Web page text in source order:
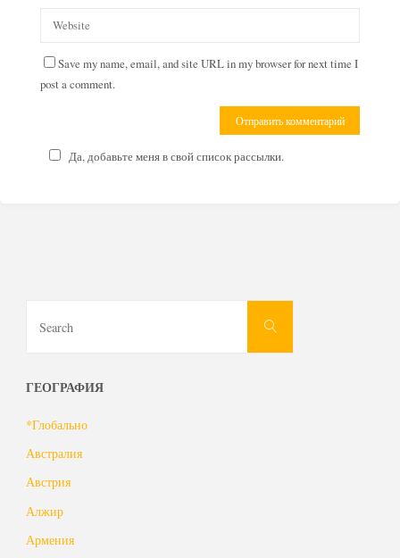
Save my name, email, and site URL in my browser for next time I
post a comment.
Да, добавьте меня в свой список рассылки.
Search
ГЕОГРАФИЯ
*Глобально
Австралия
Австрия
Алжир
Армения